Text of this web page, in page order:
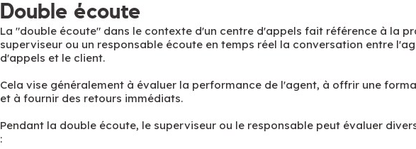
Double écoute
La "double écoute" dans le contexte d'un centre d'appels fait référence à la
superviseur ou un responsable écoute en temps réel la conversation entre
d'appels et le client.
Cela vise généralement à évaluer la performance de l'agent, à offrir une
et à fournir des retours immédiats.
Pendant la double écoute, le superviseur ou le responsable peut évaluer
: